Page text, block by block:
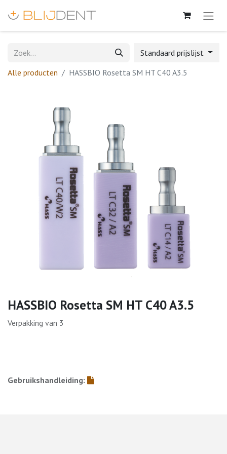
Standaard prijslijst
Alle producten
HASSBIO Rosetta SM HT C40 A3.5
HASSBIO Rosetta SM HT C40 A3.5
Verpakking van 3
Gebruikshandleiding: